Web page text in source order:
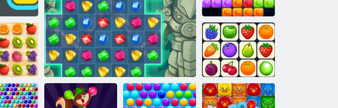
Stapler
10 mal 10
Blocks Match